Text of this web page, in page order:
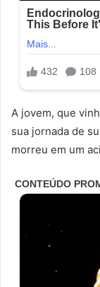
A jovem, que
sua jornada de
morreu em um